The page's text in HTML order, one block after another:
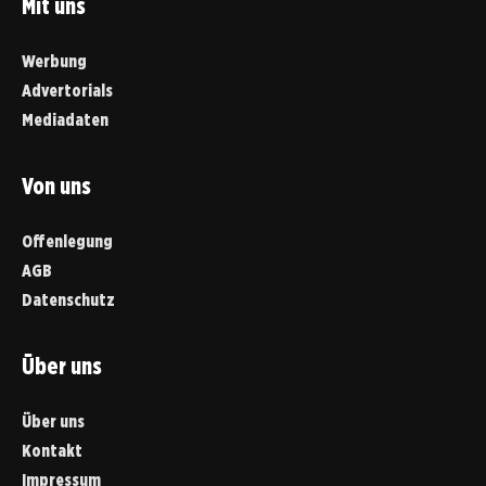
Mit uns
Werbung
Advertorials
Mediadaten
Von uns
Offenlegung
AGB
Datenschutz
Über uns
Über uns
Kontakt
Impressum